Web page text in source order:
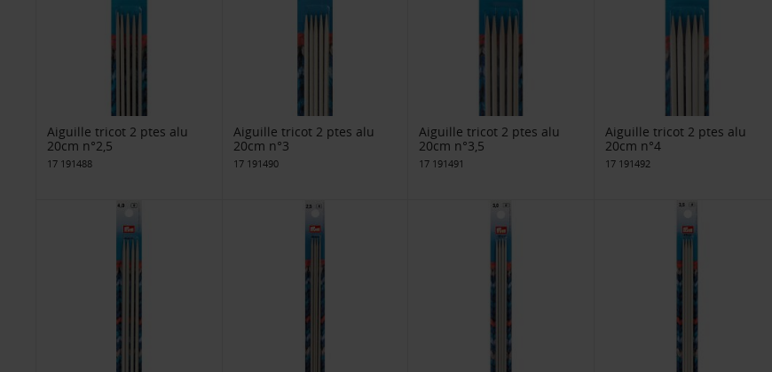
Aiguille tricot 2 ptes alu
20cm n°2,5
17 191488
Aiguille tricot 2 ptes alu
20cm n°3
17 191490
Aiguille tricot 2 ptes alu
20cm n°3,5
17 191491
Aiguille tricot 2 ptes alu
20cm n°4
17 191492